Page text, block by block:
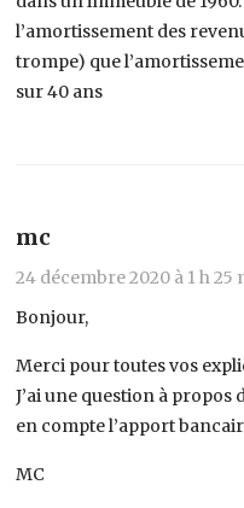
l’amortissement des
trompe) que
sur 40 ans
mc
24 décembre 2020 à 1 h 25
Bonjour,
Merci pour toutes vos
J’ai une question à
en compte l’apport
MC